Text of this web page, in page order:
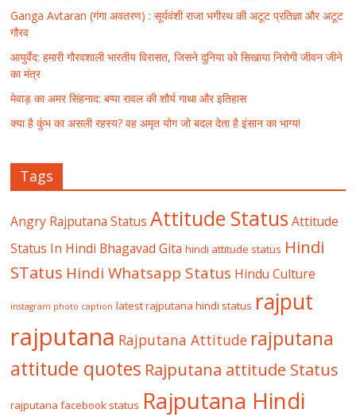
Ganga Avtaran (गंगा अवतरण) : सूर्यवंशी राजा भगीरथ की अटूट प्रतिज्ञा और अटूट
गौरव
आयुर्वेद: हमारी गौरवशाली भारतीय विरासत, जिसने दुनिया को सिखाया निरोगी जीवन जीने
का मंत्र
मेवाड़ का अमर सिंहनाद: बप्पा रावल की शौर्य गाथा और इतिहास
क्या है कुंभ का असली रहस्य? वह अमृत योग जो बदल देता है इंसान का भाग्य!
Tags
Angry Rajputana Status Attitude Status Attitude
Status In Hindi Bhagavad Gita hindi attitude status Hindi
STatus Hindi Whatsapp Status Hindu Culture
instagram photo caption latest rajputana hindi status rajput
rajputana Rajputana Attitude rajputana
attitude quotes Rajputana attitude Status
rajputana facebook status Rajputana Hindi